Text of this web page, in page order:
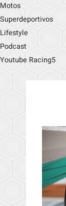
Motos
Superdeportivos
Lifestyle
Podcast
Youtube Racing5